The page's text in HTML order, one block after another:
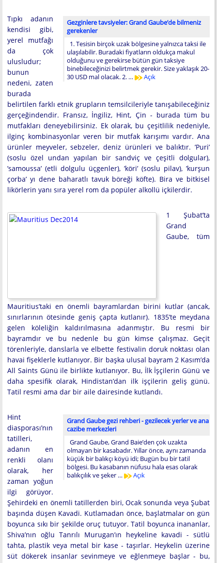
Gezginlere tavsiyeler: Grand Gaube’de bilmeniz
gerekenler
1. Tesisin birçok uzak bölgesine yalnızca taksi ile
ulaşılabilir. Buradaki fiyatların oldukça makul
olduğunu ve gerekirse bütün gün taksiye
binebileceğinizi belirtmek gerekir. Size yaklaşık 20-
30 USD mal olacak. 2. …
Açık
Tıpkı adanın
kendisi gibi,
yerel mutfağı
da çok
ulusludur;
bunun
nedeni, zaten
burada
belirtilen farklı etnik grupların temsilcileriyle tanışabileceğiniz
gerçeğindendir. Fransız, İngiliz, Hint, Çin - burada tüm bu
mutfakları deneyebilirsiniz. Ek olarak, bu çeşitlilik nedeniyle,
ilginç kombinasyonlar veren bir mutfak karışımı vardır. Ana
ürünler meyveler, sebzeler, deniz ürünleri ve balıktır. ’Puri’
(soslu özel undan yapılan bir sandviç ve çeşitli dolgular),
’samoussa’ (etli dolgulu üçgenler), ’köri’ (soslu pilav), ’kurşun
çorba’ yı dene baharatlı tavuk böreği köfte). Bira ve bitkisel
likörlerin yanı sıra yerel rom da popüler alkollü içkilerdir.
1 Şubat’ta
Grand
Gaube, tüm
Mauritius’taki en önemli bayramlardan birini kutlar (ancak,
sınırlarının ötesinde geniş çapta kutlanır). 1835’te meydana
gelen köleliğin kaldırılmasına adanmıştır. Bu resmi bir
bayramdır ve bu nedenle bu gün kimse çalışmaz. Geçit
törenleriyle, danslarla ve elbette festivalin doruk noktası olan
havai fişeklerle kutlanıyor. Bir başka ulusal bayram 2 Kasım’da
All Saints Günü ile birlikte kutlanıyor. Bu, İlk İşçilerin Günü ve
daha spesifik olarak, Hindistan’dan ilk işçilerin geliş günü.
Tatil resmi ama dar bir aile dairesinde kutlandı.
Grand Gaube gezi rehberi - gezilecek yerler ve ana
cazibe merkezleri
Grand Gaube, Grand Baie’den çok uzakta
olmayan bir kasabadır. Yıllar önce, aynı zamanda
küçük bir balıkçı köyü idi; Bugün bu bir tatil
bölgesi. Bu kasabanın nüfusu hala esas olarak
balıkçılık ve şeker …
Açık
Hint
diasporası’nın
tatilleri,
adanın en
renkli olanı
olarak, her
zaman yoğun
ilgi görüyor.
Şehirdeki en önemli tatillerden biri, Ocak sonunda veya Şubat
başında düşen Kavadi. Kutlamadan önce, başlatmalar on gün
boyunca sıkı bir şekilde oruç tutuyor. Tatil boyunca inananlar,
Shiva’nın oğlu Tanrılı Murugan’ın heykeline kavadi - sütlü
tahta, plastik veya metal bir kase - taşırlar. Heykelin üzerine
süt dökerek insanlar sevinmeye ve eğlenmeye başlar - bu,